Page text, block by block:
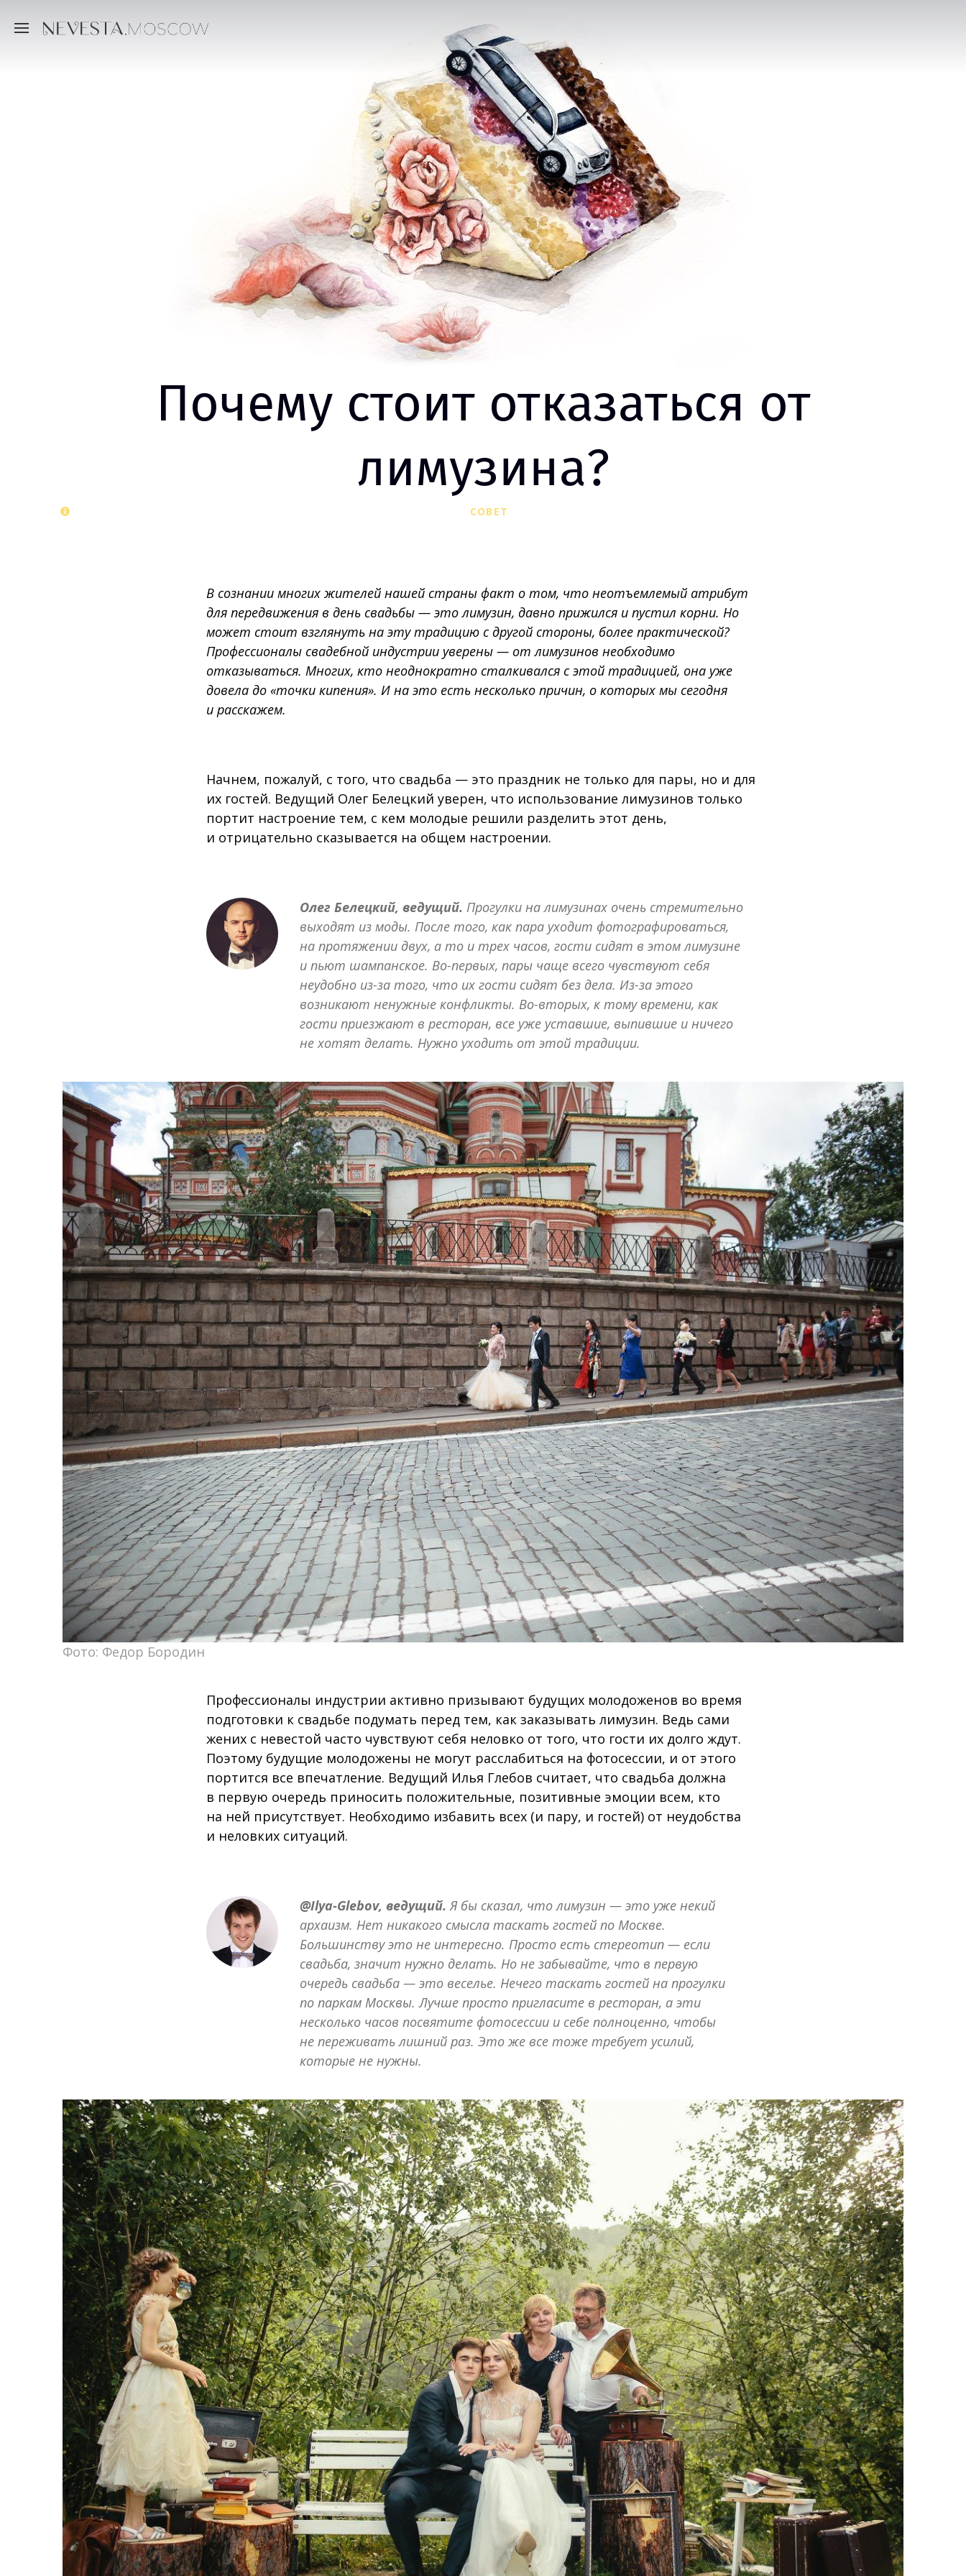
Почему стоит отказаться от
лимузина?
СОВЕТ
В сознании многих жителей нашей страны факт о том, что неотъемлемый атрибут
для передвижения в день свадьбы — это лимузин, давно прижился и пустил корни. Но
может стоит взглянуть на эту традицию с другой стороны, более практической?
Профессионалы свадебной индустрии уверены — от лимузинов необходимо
отказываться. Многих, кто неоднократно сталкивался с этой традицией, она уже
довела до «точки кипения». И на это есть несколько причин, о которых мы сегодня
и расскажем.
Начнем, пожалуй, с того, что свадьба — это праздник не только для пары, но и для
их гостей. Ведущий Олег Белецкий уверен, что использование лимузинов только
портит настроение тем, с кем молодые решили разделить этот день,
и отрицательно сказывается на общем настроении.
Олег Белецкий, ведущий. Прогулки на лимузинах очень стремительно
выходят из моды. После того, как пара уходит фотографироваться,
на протяжении двух, а то и трех часов, гости сидят в этом лимузине
и пьют шампанское. Во-первых, пары чаще всего чувствуют себя
неудобно из-за того, что их гости сидят без дела. Из-за этого
возникают ненужные конфликты. Во-вторых, к тому времени, как
гости приезжают в ресторан, все уже уставшие, выпившие и ничего
не хотят делать. Нужно уходить от этой традиции.
Фото: Федор Бородин
Профессионалы индустрии активно призывают будущих молодоженов во время
подготовки к свадьбе подумать перед тем, как заказывать лимузин. Ведь сами
жених с невестой часто чувствуют себя неловко от того, что гости их долго ждут.
Поэтому будущие молодожены не могут расслабиться на фотосессии, и от этого
портится все впечатление. Ведущий Илья Глебов считает, что свадьба должна
в первую очередь приносить положительные, позитивные эмоции всем, кто
на ней присутствует. Необходимо избавить всех (и пару, и гостей) от неудобства
и неловких ситуаций.
@Ilya-Glebov, ведущий. Я бы сказал, что лимузин — это уже некий
архаизм. Нет никакого смысла таскать гостей по Москве.
Большинству это не интересно. Просто есть стереотип — если
свадьба, значит нужно делать. Но не забывайте, что в первую
очередь свадьба — это веселье. Нечего таскать гостей на прогулки
по паркам Москвы. Лучше просто пригласите в ресторан, а эти
несколько часов посвятите фотосессии и себе полноценно, чтобы
не переживать лишний раз. Это же все тоже требует усилий,
которые не нужны.